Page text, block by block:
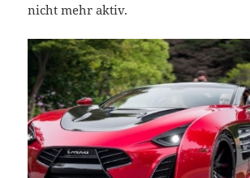
nicht mehr aktiv.